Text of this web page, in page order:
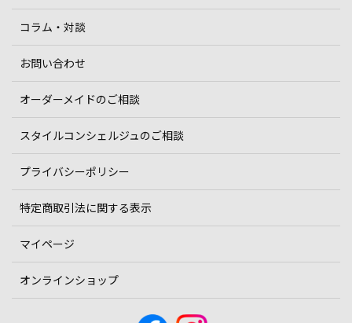
コラム・対談
お問い合わせ
オーダーメイドのご相談
スタイルコンシェルジュのご相談
プライバシーポリシー
特定商取引法に関する表示
マイページ
オンラインショップ